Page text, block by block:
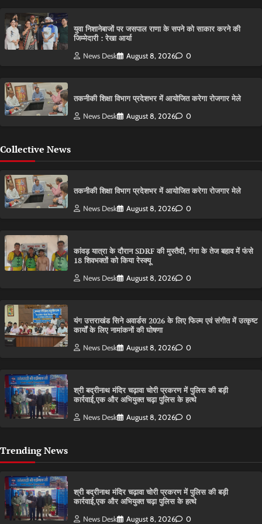
युवा निशानेबाजों पर जसपाल राणा के सपने को साकार करने की
जिम्मेदारी : रेखा आर्या
News Desk August 8, 2026 0
तकनीकी शिक्षा विभाग प्रदेशभर में आयोजित करेगा रोजगार मेले
News Desk August 8, 2026 0
Collective News
तकनीकी शिक्षा विभाग प्रदेशभर में आयोजित करेगा रोजगार मेले
News Desk August 8, 2026 0
कांवड़ यात्रा के दौरान SDRF की मुस्तैदी, गंगा के तेज बहाव में फंसे
18 शिवभक्तों को किया रेस्क्यू
News Desk August 8, 2026 0
यंग उत्तराखंड सिने अवार्डस 2026 के लिए फिल्म एवं संगीत में उत्कृष्ट
कार्यों के लिए नामांकनों की घोषणा
News Desk August 8, 2026 0
श्री बद्रीनाथ मंदिर चढ़ावा चोरी प्रकरण में पुलिस की बड़ी
कार्रवाई,एक और अभियुक्त चढ़ा पुलिस के हत्थे
News Desk August 8, 2026 0
Trending News
श्री बद्रीनाथ मंदिर चढ़ावा चोरी प्रकरण में पुलिस की बड़ी
कार्रवाई,एक और अभियुक्त चढ़ा पुलिस के हत्थे
News Desk August 8, 2026 0